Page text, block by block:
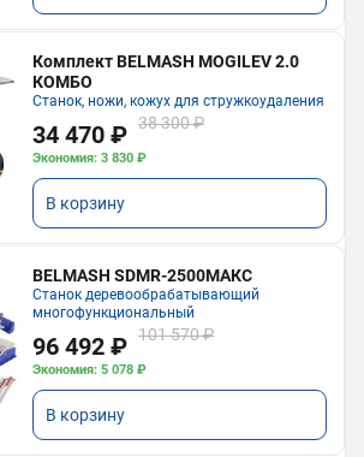
Комплект BELMASH MOGILEV 2.0
КОМБО
Станок, ножи, кожух для стружкоудаления
34 470 ₽ 38 300 ₽
Экономия: 3 830 ₽
В корзину
BELMASH SDMR-2500МАКС
Станок деревообрабатывающий
многофункциональный
96 492 ₽ 101 570 ₽
Экономия: 5 078 ₽
В корзину